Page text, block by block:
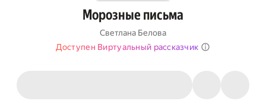
Морозные письма
Светлана Белова
Доступен Виртуальный рассказчик